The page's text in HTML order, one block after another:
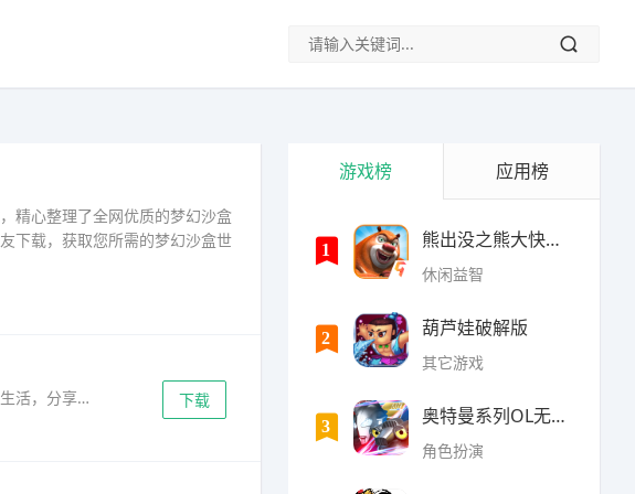
精心整理了全网优质的梦幻沙盒
下载，获取您所需的梦幻沙盒世
梦幻沙盒世界中文版是玩法自由的像素手游，玩家可以自定义各种模块和建筑，打造属于你的家园和生活，分享更多有趣的事件。精美的像素风，让玩家们深刻沉迷其中。梦幻沙盒世界... 下载
游戏榜 应用榜
1 熊出没之熊大快跑内购破
休闲益智
2 葫芦娃破解版
其它游戏
3 奥特曼系列OL无限光元(9
角色扮演